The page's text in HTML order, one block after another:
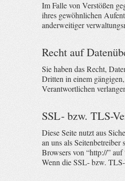
Im Falle von Verstößen
ihres gewöhnlichen
anderweitiger
Recht auf
Sie haben das Recht,
Dritten in einem
Verantwortlichen
SSL- bzw. TLS-
Diese Seite nutzt aus
an uns als
Browsers von “http://”
Wenn die SSL- bzw.